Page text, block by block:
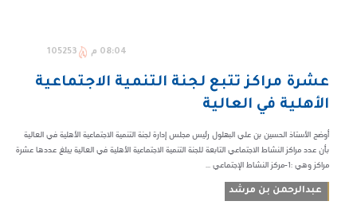
08:04 م 105253
عشرة مراكز تتبع لجنة التنمية الاجتماعية
الأهلية في العالية
أوضح الأستاذ الحسين بن علي البهلول رئيس مجلس إدارة لجنة التنمية الاجتماعية الأهلية في العالية
بأن عدد مراكز النشاط الاجتماعي التابعة للجنة التنمية الاجتماعية الأهلية في العالية يبلغ عددها عشرة
مراكز وهي :١-مركز النشاط الإجتماعي ...
عبدالرحمن بن مرشد